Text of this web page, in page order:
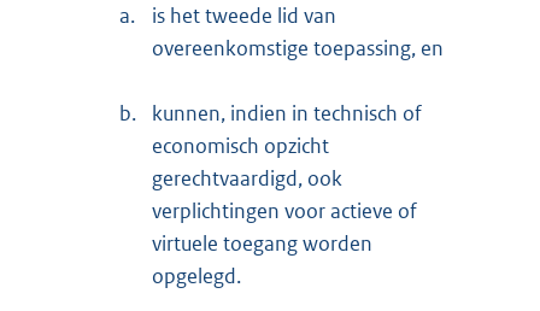
a.
is het tweede lid van
overeenkomstige toepassing, en
b.
kunnen, indien in technisch of
economisch opzicht
gerechtvaardigd, ook
verplichtingen voor actieve of
virtuele toegang worden
opgelegd.